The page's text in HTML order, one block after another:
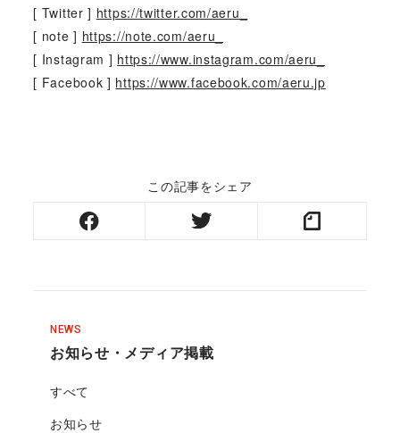
[ Twitter ] https://twitter.com/aeru_
[ note ] https://note.com/aeru_
[ Instagram ] https://www.instagram.com/aeru_
[ Facebook ] https://www.facebook.com/aeru.jp
この記事をシェア
NEWS
お知らせ・メディア掲載
すべて
お知らせ